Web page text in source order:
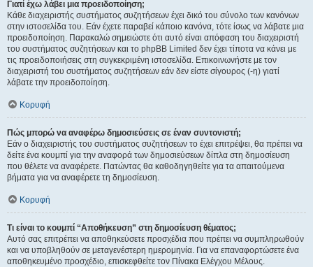
Γιατί έχω λάβει μια προειδοποίηση;
Κάθε διαχειριστής συστήματος συζητήσεων έχει δικό του σύνολο των κανόνων
στην ιστοσελίδα του. Εάν έχετε παραβεί κάποιο κανόνα, τότε ίσως να λάβατε μια
προειδοποίηση. Παρακαλώ σημειώστε ότι αυτό είναι απόφαση του διαχειριστή
του συστήματος συζητήσεων και το phpBB Limited δεν έχει τίποτα να κάνει με
τις προειδοποιήσεις στη συγκεκριμένη ιστοσελίδα. Επικοινωνήστε με τον
διαχειριστή του συστήματος συζητήσεων εάν δεν είστε σίγουρος (-η) γιατί
λάβατε την προειδοποίηση.
Κορυφή
Πώς μπορώ να αναφέρω δημοσιεύσεις σε έναν συντονιστή;
Εάν ο διαχειριστής του συστήματος συζητήσεων το έχει επιτρέψει, θα πρέπει να
δείτε ένα κουμπί για την αναφορά των δημοσιεύσεων δίπλα στη δημοσίευση
που θέλετε να αναφέρετε. Πατώντας θα καθοδηγηθείτε για τα απαιτούμενα
βήματα για να αναφέρετε τη δημοσίευση.
Κορυφή
Τι είναι το κουμπί “Αποθήκευση” στη δημοσίευση θέματος;
Αυτό σας επιτρέπει να αποθηκεύσετε προσχέδια που πρέπει να συμπληρωθούν
και να υποβληθούν σε μεταγενέστερη ημερομηνία. Για να επαναφορτώσετε ένα
αποθηκευμένο προσχέδιο, επισκεφθείτε τον Πίνακα Ελέγχου Μέλους.